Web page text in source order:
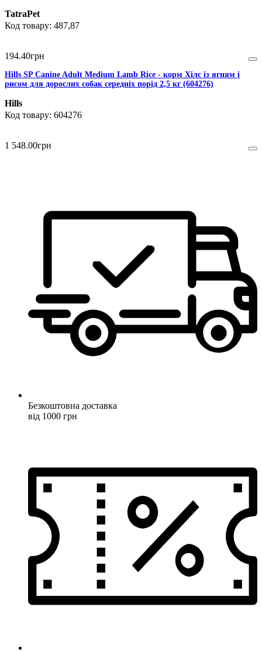
TatraPet
487,87
194.40грн
Hills SP Canine Adult Medium Lamb Rice - корм Хілс із ягням і
рисом для дорослих собак середніх порід 2,5 кг (604276)
Hills
604276
1 548.00грн
Безкоштовна доставка
від 1000 грн